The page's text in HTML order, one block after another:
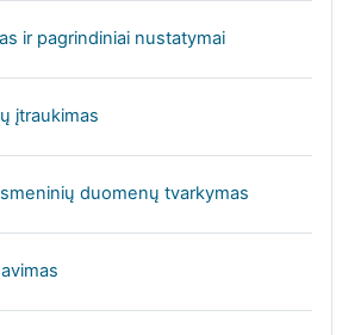
ir pagrindiniai nustatymaiKnyga
įtraukimas
duomenų tvarkymas